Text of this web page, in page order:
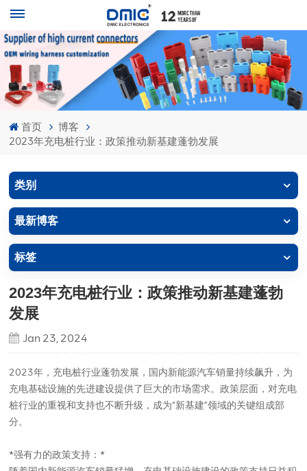
首页
博客
2023年充电桩行业：政策推动新基建蓬勃发展
类别
最新博客
标签
2023年充电桩行业：政策推动新基建蓬勃
发展
Jan 23, 2024
2023年，充电桩行业蓬勃发展，国内新能源汽车销量持续飙升，为
充电基础设施的先进建设提供了巨大的市场需求。政策层面，对充电
桩行业的重视和支持也不断升级，成为“新基建”领域的关键组成部
分。
*强有力的政策支持：*